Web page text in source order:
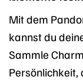
Mit dem
kannst du
Sammle
Persönlichkeit,